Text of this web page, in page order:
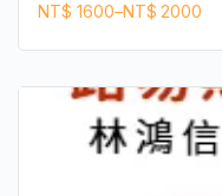
NT$ 1600–NT$ 2000